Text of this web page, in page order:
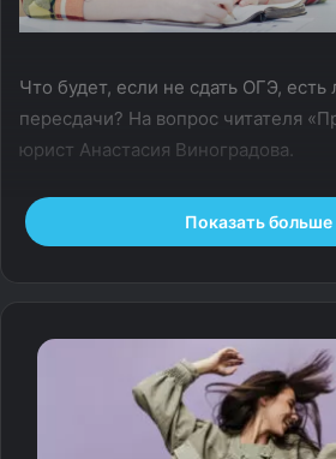
Что будет, если не сдать ОГЭ,
пересдачи? На вопрос читателя
юрист Анастасия Виноградова.
Вопрос.
Что будет, если не сдать
пересдать экзамен и пойти в 10-й
документ об образовании.
сможет продолжить обучение в
среднее специальное учебное
Показать больше